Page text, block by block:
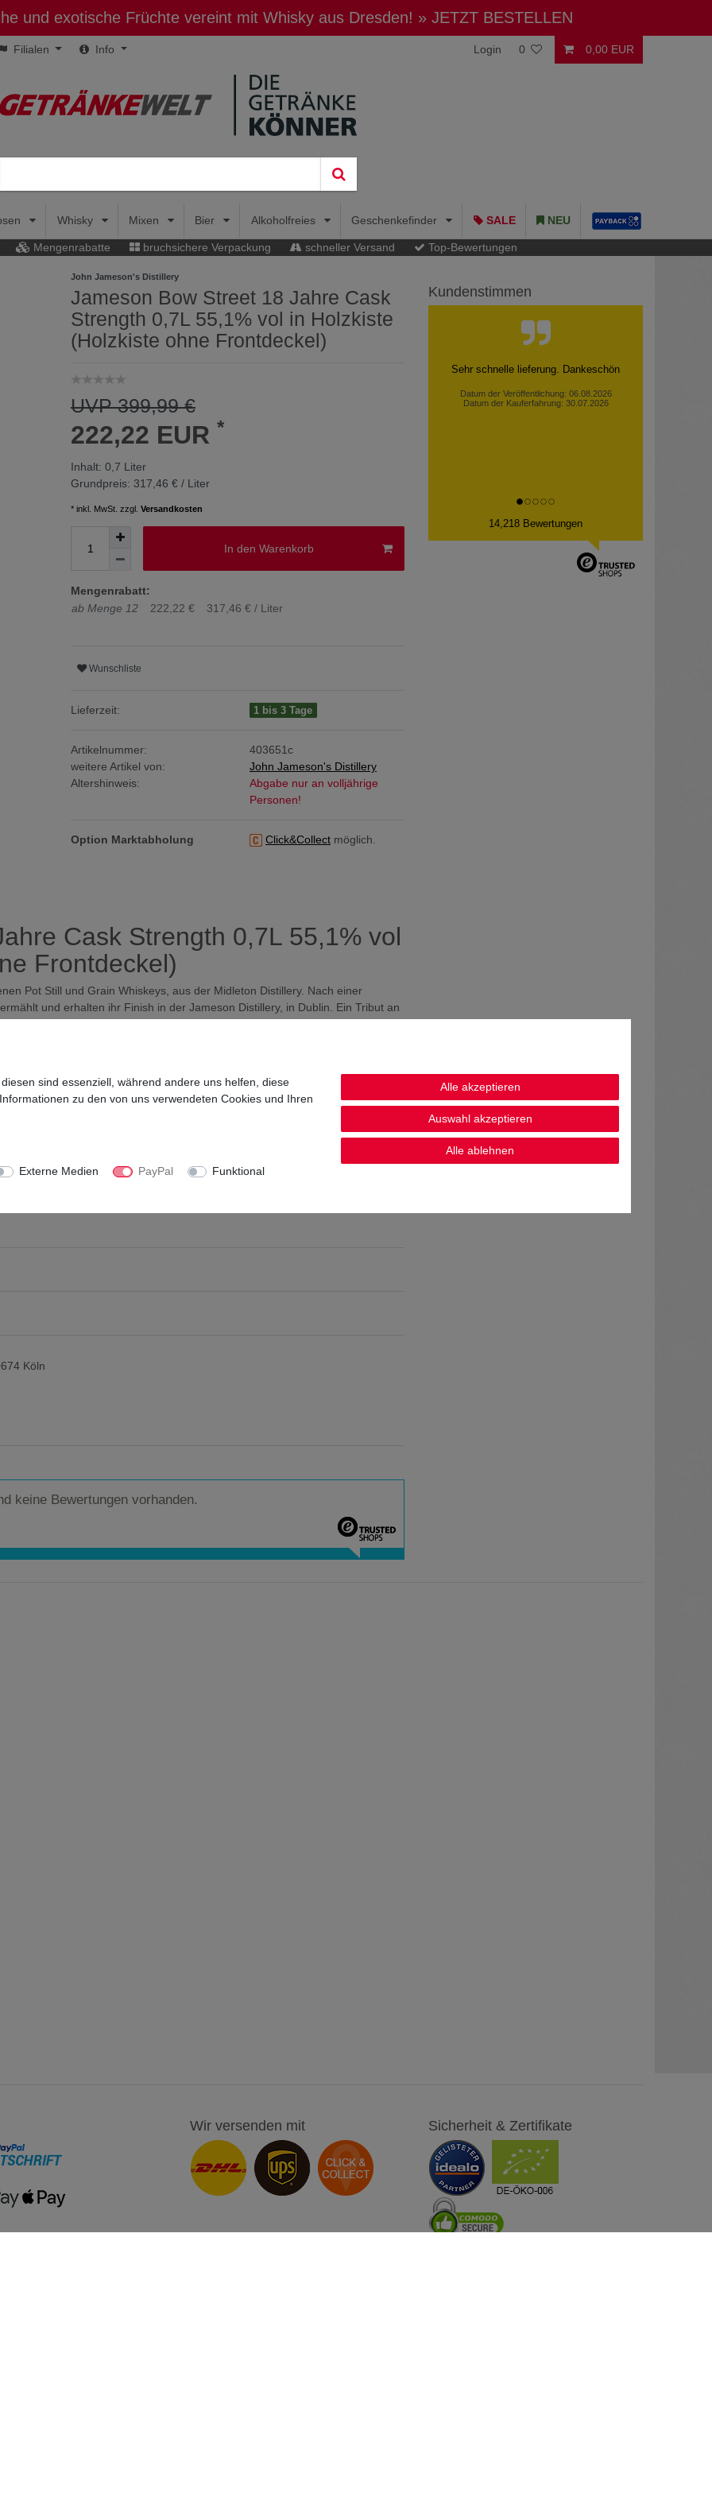
und exotische Früchte vereint mit Whisky aus Dresden! » JETZT BESTELLEN
Filialen Info Login 0 0,00 EUR
Whisky Mixen Bier Alkoholfreies Geschenkefinder SALE NEU
Mengenrabatte bruchsichere Verpackung schneller Versand Top-Bewertungen
John Jameson's Distillery
Jameson Bow Street 18 Jahre Cask
Strength 0,7L 55,1% vol in Holzkiste
(Holzkiste ohne Frontdeckel)
UVP 399,99 €
222,22 EUR *
Inhalt: 0,7 Liter
Grundpreis: 317,46 € / Liter
* inkl. MwSt. zzgl. Versandkosten
In den Warenkorb
Mengenrabatt:
ab Menge 12
222,22 € 317,46 € / Liter
Wunschliste
Lieferzeit: 1 bis 3 Tage
Artikelnummer:
403651c
weitere Artikel von:
John Jameson's Distillery
Altershinweis:
Abgabe nur an volljährige
Personen!
Option Marktabholung Click&Collect möglich.
Cask Strength 0,7L 55,1% vol
Frontdeckel)
Pot Still und Grain Whiskeys, aus der Midleton Distillery. Nach einer
und erhalten ihr Finish in der Jameson Distillery, in Dublin. Ein Tribut an
und Toffee, saftigen Früchten und Honig
Köln
keine Bewertungen vorhanden.
Kundenstimmen
Sehr schnelle lieferung. Dankeschön
Datum der Veröffentlichung: 06.08.2026
Datum der Kauferfahrung: 30.07.2026
14,218 Bewertungen
Wir versenden mit Sicherheit & Zertifikate
sind essenziell, während andere uns helfen, diese
zu den von uns verwendeten Cookies und Ihren
Externe Medien PayPal
Funktional
Alle akzeptieren
Auswahl akzeptieren
Alle ablehnen